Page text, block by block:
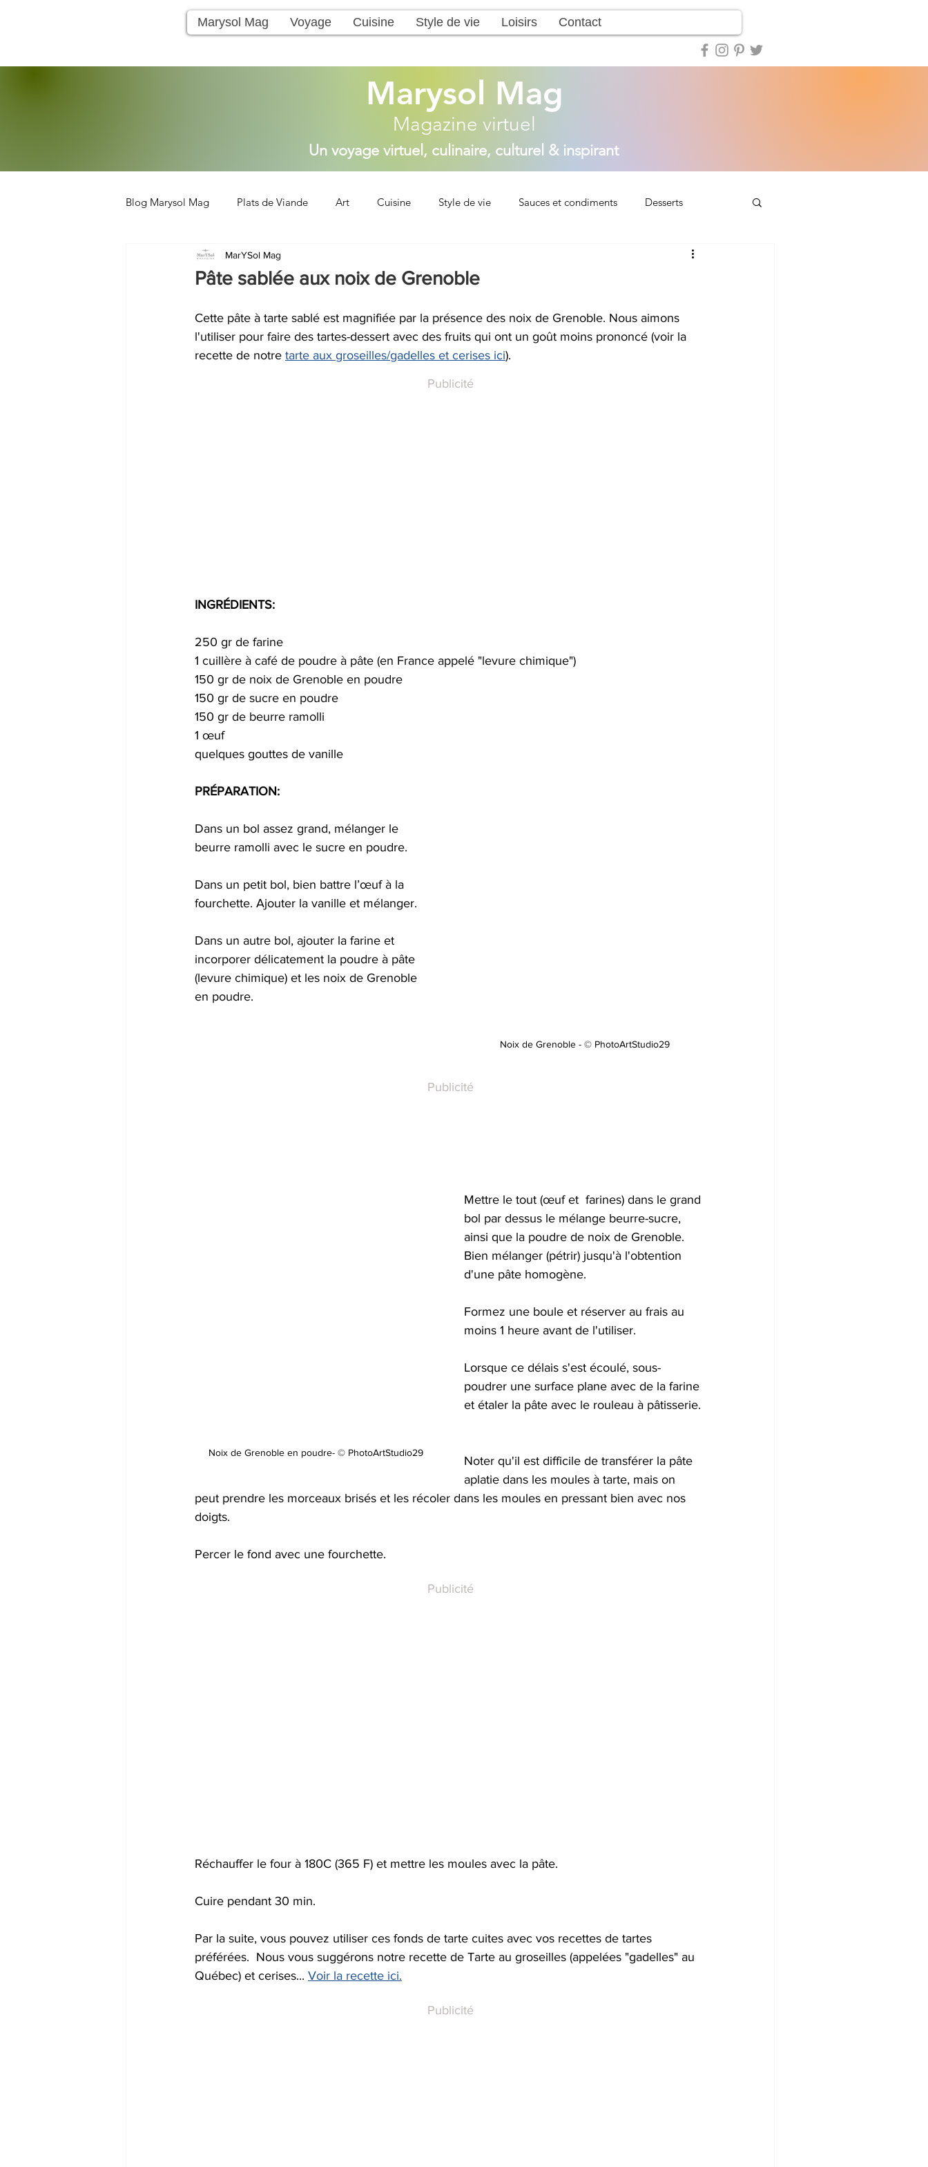
Marysol Mag Voyage Cuisine Style de vie Loisirs Contact
Marysol Mag
Magazine virtuel
Un voyage virtuel, culinaire, culturel & inspirant
Blog Marysol Mag Plats de Viande Art Cuisine Style de vie Sauces et condiments Desserts
Salades Boissons
Pâte sablée aux noix de Grenoble
MarYSol Mag
Cette pâte à tarte sablé est magnifiée par la présence des noix de Grenoble. Nous aimons
l'utiliser pour faire des tartes-dessert avec des fruits qui ont un goût moins prononcé (voir la
recette de notre tarte aux groseilles/gadelles et cerises ici).
Publicité
INGRÉDIENTS:
250 gr de farine
1 cuillère à café de poudre à pâte (en France appelé "levure chimique")
150 gr de noix de Grenoble en poudre
150 gr de sucre en poudre
150 gr de beurre ramolli
1 œuf
quelques gouttes de vanille
Noix de Grenoble - © PhotoArtStudio29
PRÉPARATION:
Dans un bol assez grand, mélanger le
beurre ramolli avec le sucre en poudre.
Dans un petit bol, bien battre l’œuf à la
fourchette. Ajouter la vanille et mélanger.
Dans un autre bol, ajouter la farine et
incorporer délicatement la poudre à pâte
(levure chimique) et les noix de Grenoble
en poudre.
Publicité
Noix de Grenoble en poudre- © PhotoArtStudio29
Mettre le tout (œuf et  farines) dans le grand
bol par dessus le mélange beurre-sucre,
ainsi que la poudre de noix de Grenoble.
Bien mélanger (pétrir) jusqu'à l'obtention
d'une pâte homogène.
Formez une boule et réserver au frais au
moins 1 heure avant de l'utiliser.
Lorsque ce délais s'est écoulé, sous-
poudrer une surface plane avec de la farine
et étaler la pâte avec le rouleau à pâtisserie.
Noter qu'il est difficile de transférer la pâte
aplatie dans les moules à tarte, mais on
peut prendre les morceaux brisés et les récoler dans les moules en pressant bien avec nos
doigts.
Percer le fond avec une fourchette.
Publicité
Réchauffer le four à 180C (365 F) et mettre les moules avec la pâte.
Cuire pendant 30 min.
Par la suite, vous pouvez utiliser ces fonds de tarte cuites avec vos recettes de tartes
préférées.  Nous vous suggérons notre recette de Tarte au groseilles (appelées "gadelles" au
Québec) et cerises... Voir la recette ici.
Publicité